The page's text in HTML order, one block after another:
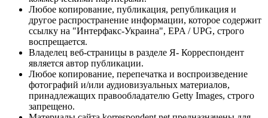
Любое копирование, публикация, републикация и
другое распространение информации, которое содержит
ссылку на "Интерфакс-Украина", EPA / UPG, строго
воспрещается.
Владелец веб-страницы в разделе Я- Корреспондент
является автор публикации.
Любое копирование, перепечатка и воспроизведение
фотографий и/или аудиовизуальных материалов,
принадлежащих правообладателю Getty Images, строго
запрещено.